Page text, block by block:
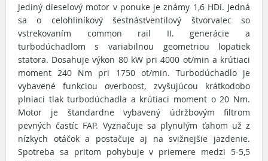
Jediný dieselový motor v ponuke je známy 1,6 HDi. Jedná
sa o celohliníkový šestnásťventilový štvorvalec so
vstrekovaním common rail II. generácie a
turbodúchadlom s variabilnou geometriou lopatiek
statora. Dosahuje výkon 80 kW pri 4000 ot/min a krútiaci
moment 240 Nm pri 1750 ot/min. Turbodúchadlo je
vybavené funkciou overboost, zvyšujúcou krátkodobo
plniaci tlak turbodúchadla a krútiaci moment o 20 Nm.
Motor je štandardne vybavený údržbovým filtrom
pevných častíc FAP. Vyznačuje sa plynulým ťahom už z
nízkych otáčok a postačuje aj na svižnejšie jazdenie.
Spotreba sa pritom pohybuje v priemere medzi 5-5,5